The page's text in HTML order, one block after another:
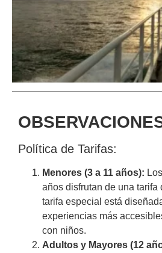
Política de Tarifas:
Menores (3 a 11 años):
años disfrutan de una tarifa
tarifa especial está
experiencias más
con niños.
Adultos y Mayores (12